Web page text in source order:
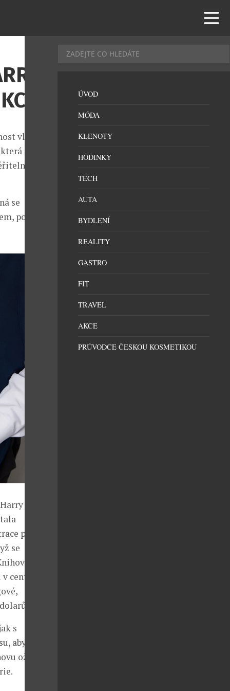
vlastnit
se
600
se
podle
Potter a
prodána
se
Dr.
centru
s
aby odjel
oživí
ÚVOD
MÓDA
KLENOTY
HODINKY
TECH
AUTA
BYDLENÍ
REALITY
GASTRO
FIT
TRAVEL
AKCE
PRŮVODCE ČESKOU KOSMETIKOU